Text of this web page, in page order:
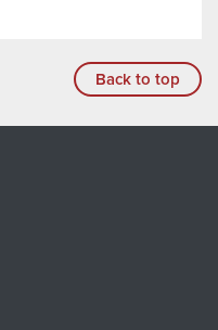
Back to top